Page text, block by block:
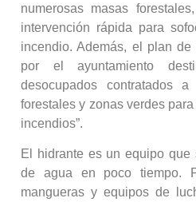
numerosas masas
intervención rápida para
incendio. Además, el plan
por el ayuntamiento
desocupados contratados
forestales y zonas verdes
incendios”.
El hidrante es un equipo que
de agua en poco tiempo.
mangueras y equipos de